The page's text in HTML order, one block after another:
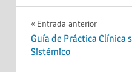
Navegación
de
Entrada anterior
Guía de Práctica Clínica
Sistémico